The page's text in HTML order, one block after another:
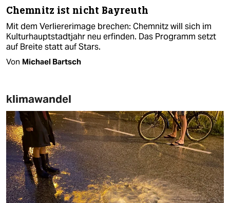
Chemnitz ist nicht Bayreuth
Mit dem Verliererimage brechen: Chemnitz will sich im
Kulturhauptstadtjahr neu erfinden. Das Programm setzt
auf Breite statt auf Stars.
Von Michael Bartsch
klimawandel